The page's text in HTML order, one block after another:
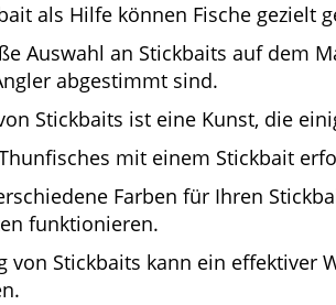
als Hilfe können Fische gezielt
Auswahl an Stickbaits auf dem
abgestimmt sind.
Stickbaits ist eine Kunst, die
mit einem Stickbait
Farben für Ihren
funktionieren.
von Stickbaits kann ein effektiver